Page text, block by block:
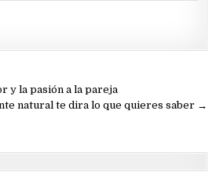
y la pasión a la pareja
natural te dira lo que quieres saber →